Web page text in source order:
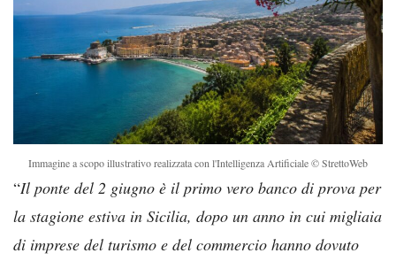
Immagine a scopo illustrativo realizzata con l'Intelligenza Artificiale © StrettoWeb
“Il ponte del 2 giugno è il primo vero banco di prova per
la stagione estiva in Sicilia, dopo un anno in cui migliaia
di imprese del turismo e del commercio hanno dovuto